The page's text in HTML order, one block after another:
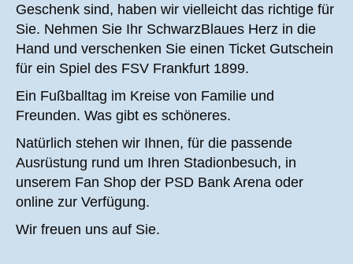
Geschenk sind, haben wir vielleicht das richtige für
Sie. Nehmen Sie Ihr SchwarzBlaues Herz in die
Hand und verschenken Sie einen Ticket Gutschein
für ein Spiel des FSV Frankfurt 1899.
Ein Fußballtag im Kreise von Familie und
Freunden. Was gibt es schöneres.
Natürlich stehen wir Ihnen, für die passende
Ausrüstung rund um Ihren Stadionbesuch, in
unserem Fan Shop der PSD Bank Arena oder
online zur Verfügung.
Wir freuen uns auf Sie.